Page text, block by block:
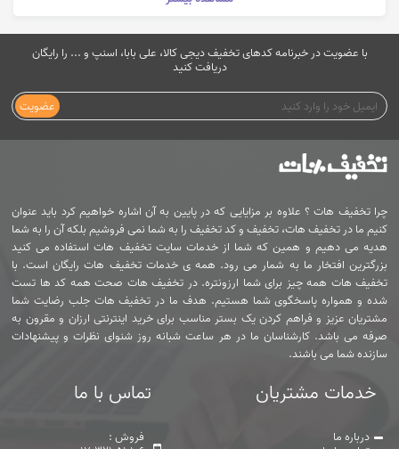
با عضویت در خبرنامه کدهای تخفیف دیجی کالا، علی بابا، اسنپ و ... را رایگان
دریافت کنید
عضویت
چرا تخفیف هات ؟ علاوه بر مزایایی که در پایین به آن اشاره خواهیم کرد باید عنوان
کنیم ما در تخفیف هات، تخفیف و کد تخفیف را به شما نمی فروشیم بلکه آن را به شما
هدیه می دهیم و همین که شما از خدمات سایت تخفیف هات استفاده می کنید
بزرگترین افتخار ما به شمار می رود. همه ی خدمات تخفیف هات رایگان است. با
تخفیف هات همه چیز برای شما ارزونتره. در تخفیف هات صحت همه کد ها تست
شده و همواره پاسخگوی شما هستیم. هدف ما در تخفیف هات جلب رضایت شما
مشتریان عزیز و فراهم کردن یک بستر مناسب برای خرید اینترنتی ارزان و مقرون به
صرفه می باشد. کارشناسان ما در هر ساعت شبانه روز شنوای نظرات و پیشنهادات
سازنده شما می باشند.
خدمات مشتریان
درباره ما
تماس با ما
فروش :